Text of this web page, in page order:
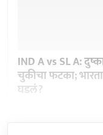
IND A vs SL A:
चुकीचा फटका;
घडलं?